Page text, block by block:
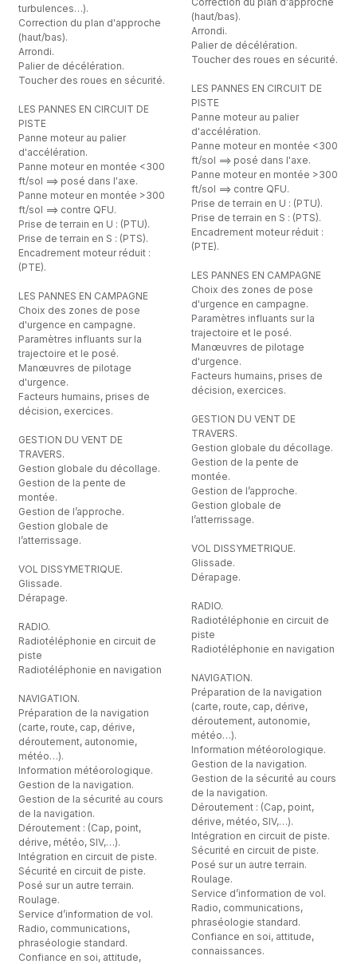
turbulences…).
Correction du plan d'approche
(haut/bas).
Arrondi.
Palier de décélération.
Toucher des roues en sécurité.
LES PANNES EN CIRCUIT DE
PISTE
Panne moteur au palier
d'accélération.
Panne moteur en montée <300
ft/sol ==> posé dans l'axe.
Panne moteur en montée >300
ft/sol ==> contre QFU.
Prise de terrain en U : (PTU).
Prise de terrain en S : (PTS).
Encadrement moteur réduit :
(PTE).
LES PANNES EN CAMPAGNE
Choix des zones de pose
d'urgence en campagne.
Paramètres influants sur la
trajectoire et le posé.
Manœuvres de pilotage
d'urgence.
Facteurs humains, prises de
décision, exercices.
GESTION DU VENT DE
TRAVERS.
Gestion globale du décollage.
Gestion de la pente de
montée.
Gestion de l’approche.
Gestion globale de
l’atterrissage.
VOL DISSYMETRIQUE.
Glissade.
Dérapage.
RADIO.
Radiotéléphonie en circuit de
piste
Radiotéléphonie en navigation
NAVIGATION.
Préparation de la navigation
(carte, route, cap, dérive,
déroutement, autonomie,
météo…).
Information météorologique.
Gestion de la navigation.
Gestion de la sécurité au cours
de la navigation.
Déroutement : (Cap, point,
dérive, météo, SIV,…).
Intégration en circuit de piste.
Sécurité en circuit de piste.
Posé sur un autre terrain.
Roulage.
Service d’information de vol.
Radio, communications,
phraséologie standard.
Confiance en soi, attitude,
(haut/bas).
Arrondi.
Palier de décélération.
Toucher des roues en sécurité.
LES PANNES EN CIRCUIT DE
PISTE
Panne moteur au palier
d'accélération.
Panne moteur en montée <300
ft/sol ==> posé dans l'axe.
Panne moteur en montée >300
ft/sol ==> contre QFU.
Prise de terrain en U : (PTU).
Prise de terrain en S : (PTS).
Encadrement moteur réduit :
(PTE).
LES PANNES EN CAMPAGNE
Choix des zones de pose
d'urgence en campagne.
Paramètres influants sur la
trajectoire et le posé.
Manœuvres de pilotage
d'urgence.
Facteurs humains, prises de
décision, exercices.
GESTION DU VENT DE
TRAVERS.
Gestion globale du décollage.
Gestion de la pente de
montée.
Gestion de l’approche.
Gestion globale de
l’atterrissage.
VOL DISSYMETRIQUE.
Glissade.
Dérapage.
RADIO.
Radiotéléphonie en circuit de
piste
Radiotéléphonie en navigation
NAVIGATION.
Préparation de la navigation
(carte, route, cap, dérive,
déroutement, autonomie,
météo…).
Information météorologique.
Gestion de la navigation.
Gestion de la sécurité au cours
de la navigation.
Déroutement : (Cap, point,
dérive, météo, SIV,…).
Intégration en circuit de piste.
Sécurité en circuit de piste.
Posé sur un autre terrain.
Roulage.
Service d’information de vol.
Radio, communications,
phraséologie standard.
Confiance en soi, attitude,
connaissances.